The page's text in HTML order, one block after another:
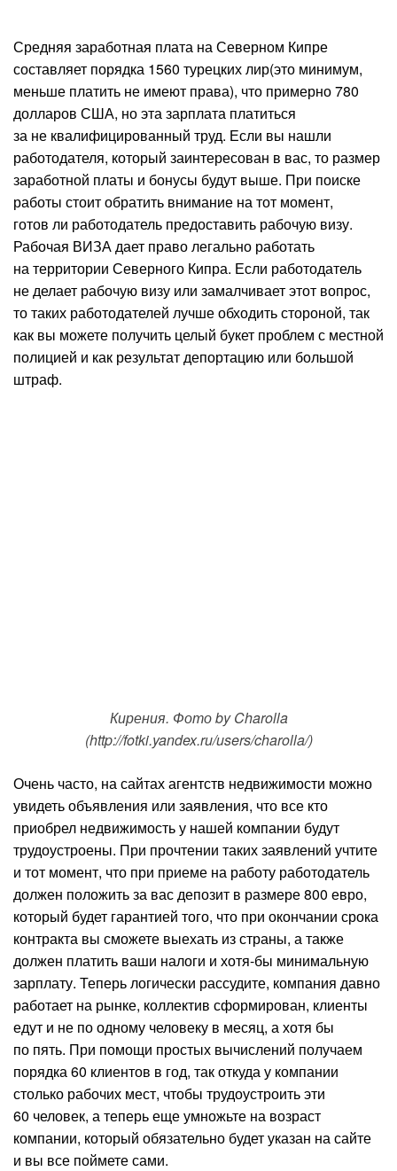
Средняя заработная плата на Северном Кипре
составляет порядка 1560 турецких лир(это минимум,
меньше платить не имеют права), что примерно 780
долларов США, но эта зарплата платиться
за не квалифицированный труд. Если вы нашли
работодателя, который заинтересован в вас, то размер
заработной платы и бонусы будут выше. При поиске
работы стоит обратить внимание на тот момент,
готов ли работодатель предоставить рабочую визу.
Рабочая ВИЗА дает право легально работать
на территории Северного Кипра. Если работодатель
не делает рабочую визу или замалчивает этот вопрос,
то таких работодателей лучше обходить стороной, так
как вы можете получить целый букет проблем с местной
полицией и как результат депортацию или большой
штраф.
Кирения. Фото by Charolla
(http://fotki.yandex.ru/users/charolla/)
Очень часто, на сайтах агентств недвижимости можно
увидеть объявления или заявления, что все кто
приобрел недвижимость у нашей компании будут
трудоустроены. При прочтении таких заявлений учтите
и тот момент, что при приеме на работу работодатель
должен положить за вас депозит в размере 800 евро,
который будет гарантией того, что при окончании срока
контракта вы сможете выехать из страны, а также
должен платить ваши налоги и хотя-бы минимальную
зарплату. Теперь логически рассудите, компания давно
работает на рынке, коллектив сформирован, клиенты
едут и не по одному человеку в месяц, а хотя бы
по пять. При помощи простых вычислений получаем
порядка 60 клиентов в год, так откуда у компании
столько рабочих мест, чтобы трудоустроить эти
60 человек, а теперь еще умножьте на возраст
компании, который обязательно будет указан на сайте
и вы все поймете сами.